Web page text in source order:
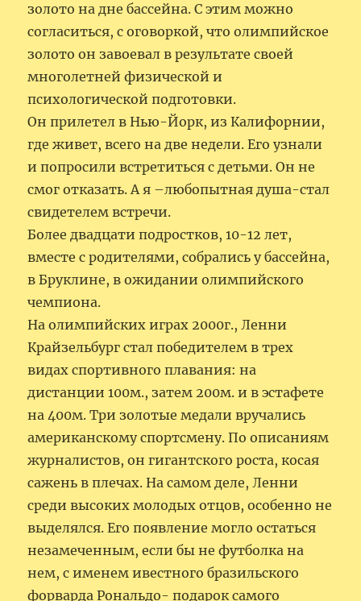
золото на дне бассейна. С этим можно
согласиться, с оговоркой, что олимпийское
золото он завоевал в результате своей
многолетней физической и
психологической подготовки.
Он прилетел в Нью-Йорк, из Калифорнии,
где живет, всего на две недели. Его узнали
и попросили встретиться с детьми. Он не
смог отказать. А я –любопытная душа-стал
свидетелем встречи.
Более двадцати подростков, 10-12 лет,
вместе с родителями, собрались у бассейна,
в Бруклине, в ожидании олимпийского
чемпиона.
На олимпийских играх 2000г., Ленни
Крайзельбург стал победителем в трех
видах спортивного плавания: на
дистанции 100м., затем 200м. и в эстафете
на 400м. Три золотые медали вручались
американскому спортсмену. По описаниям
журналистов, он гигантского роста, косая
сажень в плечах. На самом деле, Ленни
среди высоких молодых отцов, особенно не
выделялся. Его появление могло остаться
незамеченным, если бы не футболка на
нем, с именем ивестного бразильского
форварда Рональдо- подарок самого